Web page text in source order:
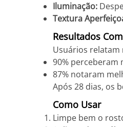
Iluminação:
Textura
Resultados
Usuários relatam
90% perceberam
87% notaram
Após 28 dias, os
Como Usar
Limpe bem o